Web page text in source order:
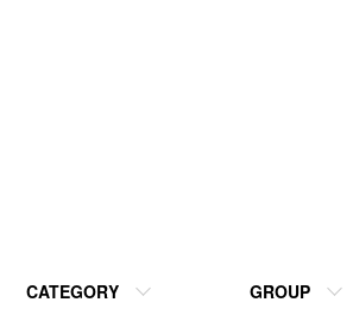
CATEGORY GROUP